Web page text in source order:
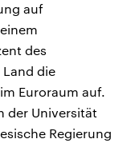
auf
des
die
Euroraum auf.
der Universität
Regierung